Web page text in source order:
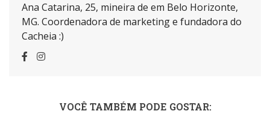
Ana Catarina, 25, mineira de em Belo Horizonte,
MG. Coordenadora de marketing e fundadora do
Cacheia :)
VOCÊ TAMBÉM PODE GOSTAR: